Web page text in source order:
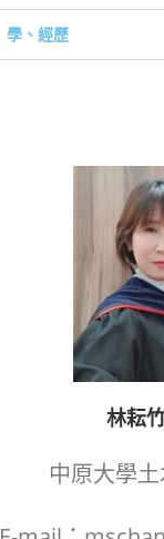
學、經歷
林耘
中原大學